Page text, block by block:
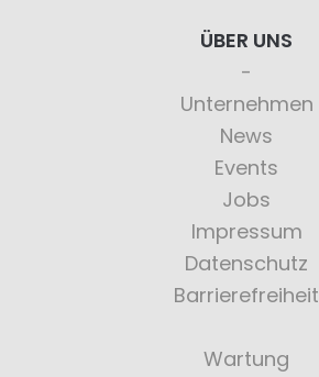
ÜBER UNS
Unternehmen
News
Events
Jobs
Impressum
Datenschutz
Barrierefreiheit
Wartung